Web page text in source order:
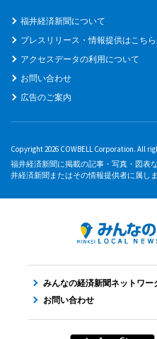
福井経済新聞について
プレスリリース・情報提供はこちら
アクセスデータの利用について
お問い合わせ
広告のご案内
Copyright 2026 COWBELL Corporation. All
福井経済新聞に掲載の記事・写真・図表
井経済新聞またはその情報提供者に属しま
みんなの経済新聞ネットワー
お問い合わせ